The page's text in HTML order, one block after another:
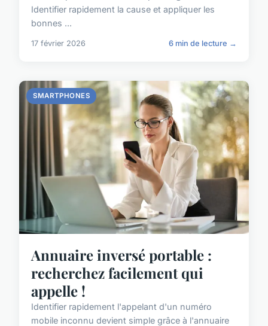
Identifier rapidement la cause et appliquer les
bonnes ...
17 février 2026 6 min de lecture →
SMARTPHONES
Annuaire inversé portable :
recherchez facilement qui
appelle !
Identifier rapidement l'appelant d'un numéro
mobile inconnu devient simple grâce à l'annuaire